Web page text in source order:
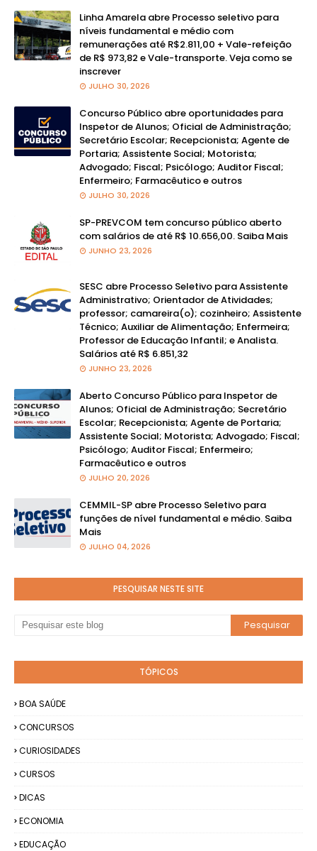
Linha Amarela abre Processo seletivo para
níveis fundamental e médio com
remunerações até R$2.811,00 + Vale-refeição
de R$ 973,82 e Vale-transporte. Veja como se
inscrever
JULHO 30, 2026
Concurso Público abre oportunidades para
Inspetor de Alunos; Oficial de Administração;
Secretário Escolar; Recepcionista; Agente de
Portaria; Assistente Social; Motorista;
Advogado; Fiscal; Psicólogo; Auditor Fiscal;
Enfermeiro; Farmacêutico e outros
JULHO 30, 2026
SP-PREVCOM tem concurso público aberto
com salários de até R$ 10.656,00. Saiba Mais
JUNHO 23, 2026
SESC abre Processo Seletivo para Assistente
Administrativo; Orientador de Atividades;
professor; camareira(o); cozinheiro; Assistente
Técnico; Auxiliar de Alimentação; Enfermeira;
Professor de Educação Infantil; e Analista.
Salários até R$ 6.851,32
JUNHO 23, 2026
Aberto Concurso Público para Inspetor de
Alunos; Oficial de Administração; Secretário
Escolar; Recepcionista; Agente de Portaria;
Assistente Social; Motorista; Advogado; Fiscal;
Psicólogo; Auditor Fiscal; Enfermeiro;
Farmacêutico e outros
JULHO 20, 2026
CEMMIL-SP abre Processo Seletivo para
funções de nível fundamental e médio. Saiba
Mais
JULHO 04, 2026
PESQUISAR NESTE SITE
TÓPICOS
BOA SAÚDE
CONCURSOS
CURIOSIDADES
CURSOS
DICAS
ECONOMIA
EDUCAÇÃO